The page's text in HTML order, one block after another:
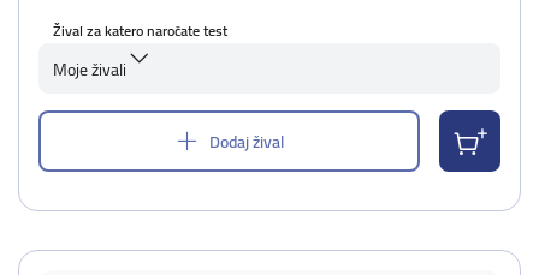
Žival za katero naročate test
Moje živali
Dodaj žival